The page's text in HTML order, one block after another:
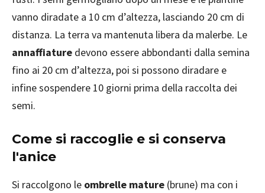
vanno diradate a 10 cm d’altezza, lasciando 20 cm di
distanza. La terra va mantenuta libera da malerbe. Le
annaffiature devono essere abbondanti dalla semina
fino ai 20 cm d’altezza, poi si possono diradare e
infine sospendere 10 giorni prima della raccolta dei
semi.
Come si raccoglie e si conserva
l'anice
Si raccolgono le ombrelle mature (brune) ma con i